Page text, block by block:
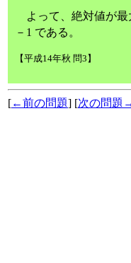
よって、絶対値が最
－1 である。
【平成14年秋 問3】
[←前の問題] [次の問題